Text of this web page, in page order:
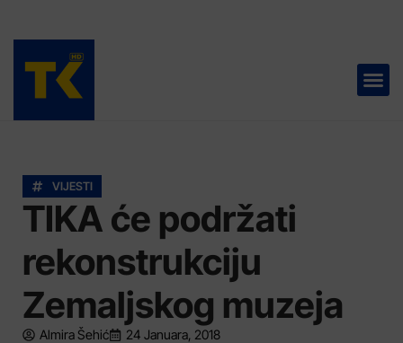
VIJESTI
TIKA će podržati
rekonstrukciju
Zemaljskog muzeja
Almira Šehić 24 Januara, 2018